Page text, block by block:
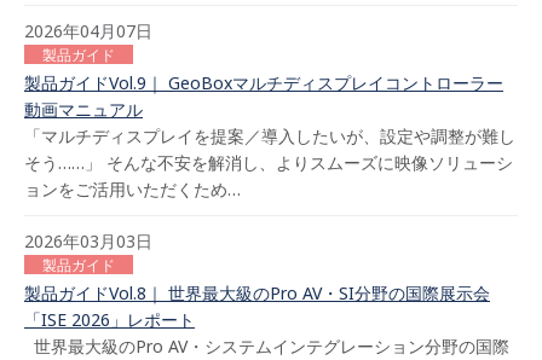
2026年04月07日
製品ガイド
製品ガイドVol.9｜ GeoBoxマルチディスプレイコントローラー
動画マニュアル
「マルチディスプレイを提案／導入したいが、設定や調整が難し
そう……」 そんな不安を解消し、よりスムーズに映像ソリューシ
ョンをご活用いただくため…
2026年03月03日
製品ガイド
製品ガイドVol.8｜ 世界最大級のPro AV・SI分野の国際展示会
「ISE 2026」レポート
世界最大級のPro AV・システムインテグレーション分野の国際